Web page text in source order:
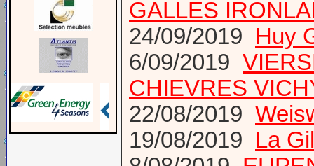
GALLES
24/09/2019 Huy
6/09/2019
CHIEVRES
22/08/2019
19/08/2019 La